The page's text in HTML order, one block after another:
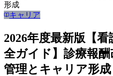
形成
キャリア
2026年度最新版【
全ガイド】診療報
管理とキャリア形成